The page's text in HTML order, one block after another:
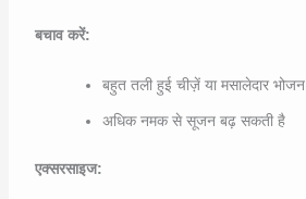
बचाव करें:
बहुत तली हुई चीज़ें या मसालेदार भोजन
अधिक नमक से सूजन बढ़ सकती है
एक्सरसाइज: